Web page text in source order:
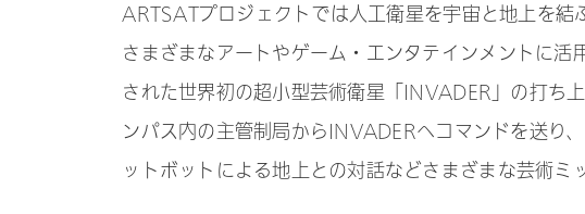
ARTSATプロジェクトでは人工衛星を宇宙と地上を
さまざまなアートやゲーム・エンタテインメントに
された世界初の超小型芸術衛星「INVADER」の打ち
ンパス内の主管制局からINVADERへコマンドを送り
ットボットによる地上との対話などさまざまな芸術ミ